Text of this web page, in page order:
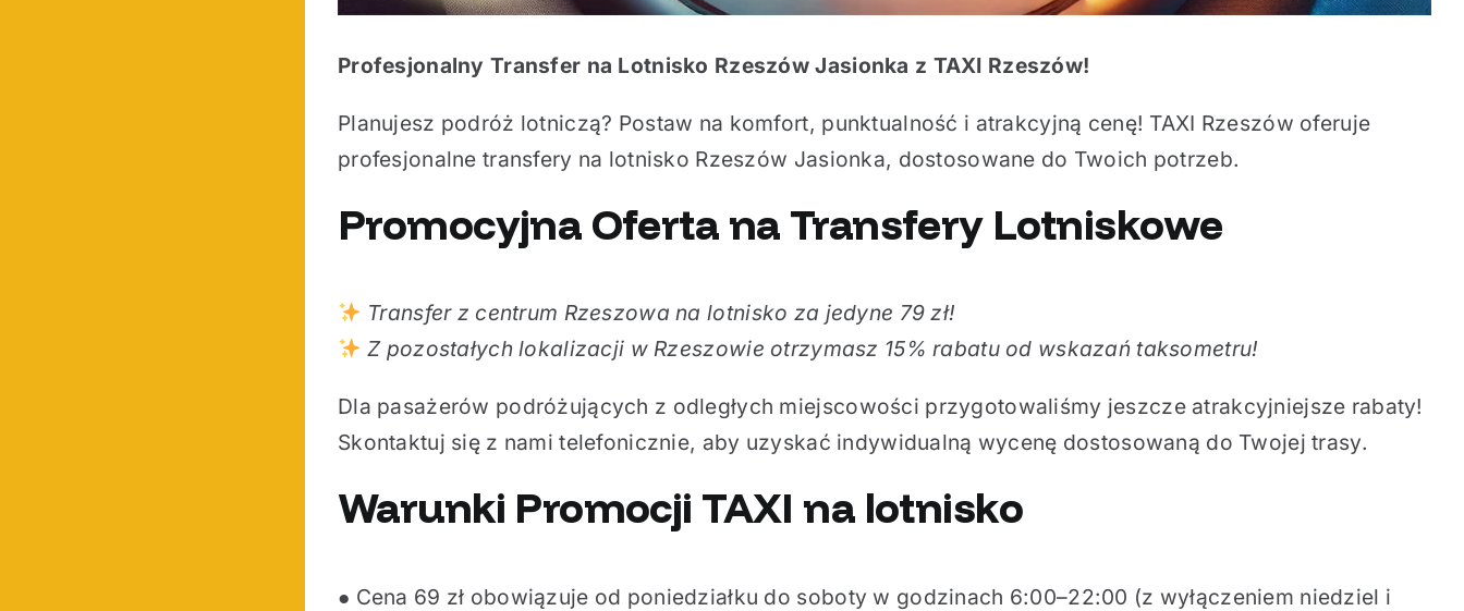
Profesjonalny Transfer na Lotnisko Rzeszów Jasionka z TAXI Rzeszów!
Planujesz podróż lotniczą? Postaw na komfort, punktualność i atrakcyjną cenę! TAXI Rzeszów oferuje
profesjonalne transfery na lotnisko Rzeszów Jasionka, dostosowane do Twoich potrzeb.
Promocyjna Oferta na Transfery Lotniskowe
Transfer z centrum Rzeszowa na lotnisko za jedyne 79 zł!
Z pozostałych lokalizacji w Rzeszowie otrzymasz 15% rabatu od wskazań taksometru!
Dla pasażerów podróżujących z odległych miejscowości przygotowaliśmy jeszcze atrakcyjniejsze rabaty!
Skontaktuj się z nami telefonicznie, aby uzyskać indywidualną wycenę dostosowaną do Twojej trasy.
Warunki Promocji TAXI na lotnisko
● Cena 69 zł obowiązuje od poniedziałku do soboty w godzinach 6:00–22:00 (z wyłączeniem niedziel i